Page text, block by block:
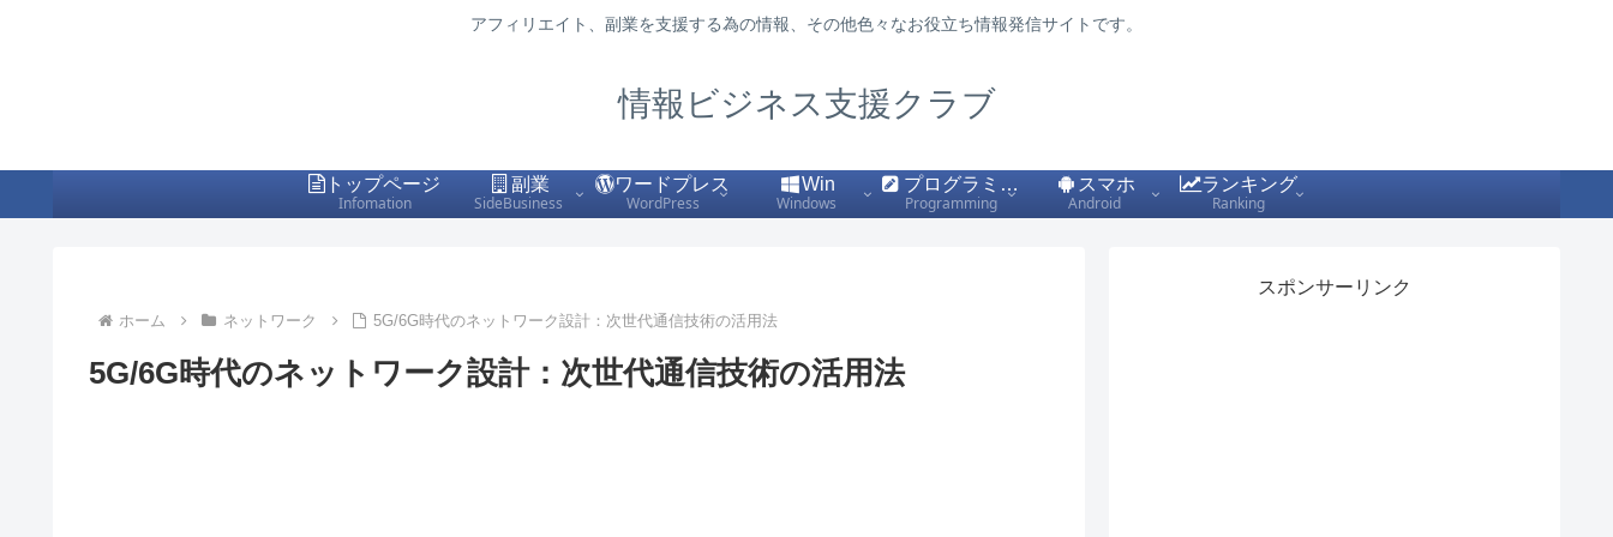
アフィリエイト、副業を支援する為の情報、その他色々なお役立ち情報発信サイトです。
情報ビジネス支援クラブ
トップページ
Infomation
副業
SideBusiness
ワードプレス
WordPress
Win
Windows
プログラミング
Programming
スマホ
Android
ランキング
Ranking
ホーム ネットワーク 5G/6G時代のネットワーク設計：次世代通信技術の活用法
5G/6G時代のネットワーク設計：次世代通信技術の活用法
スポンサーリンク